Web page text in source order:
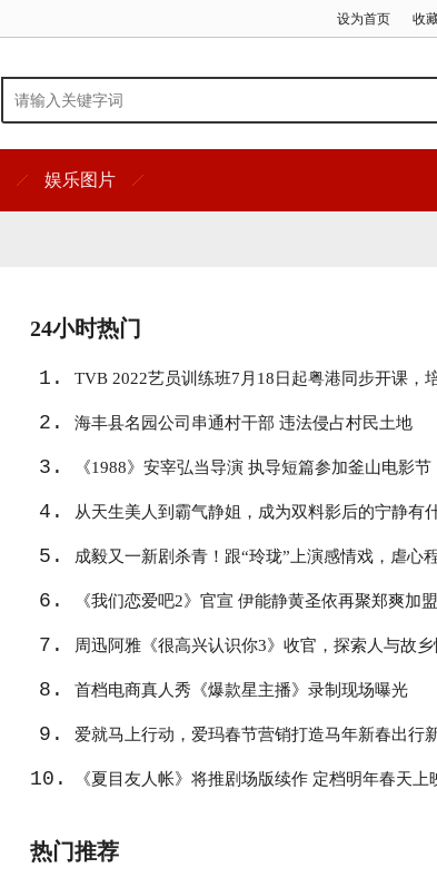
设为首页 收
娱乐图片
24小时热门
1. TVB 2022艺员训练班7月18日起粤港同步开课，
共谱影界未来
2. 海丰县名园公司串通村干部 违法侵占村民土地
3. 《1988》安宰弘当导演 执导短篇参加釜山电影节
4. 从天生美人到霸气静姐，成为双料影后的宁静有
5. 成毅又一新剧杀青！跟“玲珑”上演感情戏，虐心
璃》
6. 《我们恋爱吧2》官宣 伊能静黄圣依再聚郑爽加盟
7. 周迅阿雅《很高兴认识你3》收官，探索人与故
8. 首档电商真人秀《爆款星主播》录制现场曝光
9. 爱就马上行动，爱玛春节营销打造马年新春出行
10. 《夏目友人帐》将推剧场版续作 定档明年春天上
热门推荐